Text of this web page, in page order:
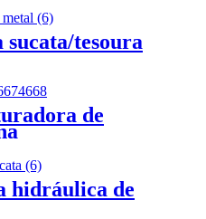
sucata/tesoura
de
hidráulica de